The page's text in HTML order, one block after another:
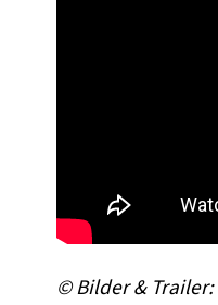
© Bilder & Trailer: